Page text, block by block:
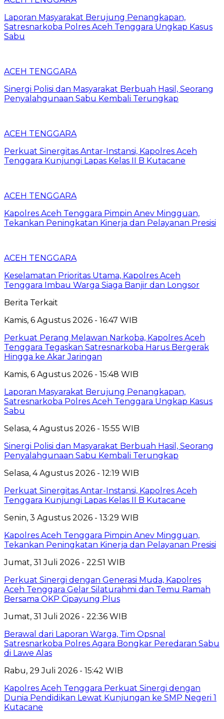
Laporan Masyarakat Berujung Penangkapan,
Satresnarkoba Polres Aceh Tenggara Ungkap Kasus
Sabu
ACEH TENGGARA
Sinergi Polisi dan Masyarakat Berbuah Hasil, Seorang
Penyalahgunaan Sabu Kembali Terungkap
ACEH TENGGARA
Perkuat Sinergitas Antar-Instansi, Kapolres Aceh
Tenggara Kunjungi Lapas Kelas II B Kutacane
ACEH TENGGARA
Kapolres Aceh Tenggara Pimpin Anev Mingguan,
Tekankan Peningkatan Kinerja dan Pelayanan Presisi
ACEH TENGGARA
Keselamatan Prioritas Utama, Kapolres Aceh
Tenggara Imbau Warga Siaga Banjir dan Longsor
Berita Terkait
Kamis, 6 Agustus 2026 - 16:47 WIB
Perkuat Perang Melawan Narkoba, Kapolres Aceh
Tenggara Tegaskan Satresnarkoba Harus Bergerak
Hingga ke Akar Jaringan
Kamis, 6 Agustus 2026 - 15:48 WIB
Laporan Masyarakat Berujung Penangkapan,
Satresnarkoba Polres Aceh Tenggara Ungkap Kasus
Sabu
Selasa, 4 Agustus 2026 - 15:55 WIB
Sinergi Polisi dan Masyarakat Berbuah Hasil, Seorang
Penyalahgunaan Sabu Kembali Terungkap
Selasa, 4 Agustus 2026 - 12:19 WIB
Perkuat Sinergitas Antar-Instansi, Kapolres Aceh
Tenggara Kunjungi Lapas Kelas II B Kutacane
Senin, 3 Agustus 2026 - 13:29 WIB
Kapolres Aceh Tenggara Pimpin Anev Mingguan,
Tekankan Peningkatan Kinerja dan Pelayanan Presisi
Jumat, 31 Juli 2026 - 22:51 WIB
Perkuat Sinergi dengan Generasi Muda, Kapolres
Aceh Tenggara Gelar Silaturahmi dan Temu Ramah
Bersama OKP Cipayung Plus
Jumat, 31 Juli 2026 - 22:36 WIB
Berawal dari Laporan Warga, Tim Opsnal
Satresnarkoba Polres Agara Bongkar Peredaran Sabu
di Lawe Alas
Rabu, 29 Juli 2026 - 15:42 WIB
Kapolres Aceh Tenggara Perkuat Sinergi dengan
Dunia Pendidikan Lewat Kunjungan ke SMP Negeri 1
Kutacane